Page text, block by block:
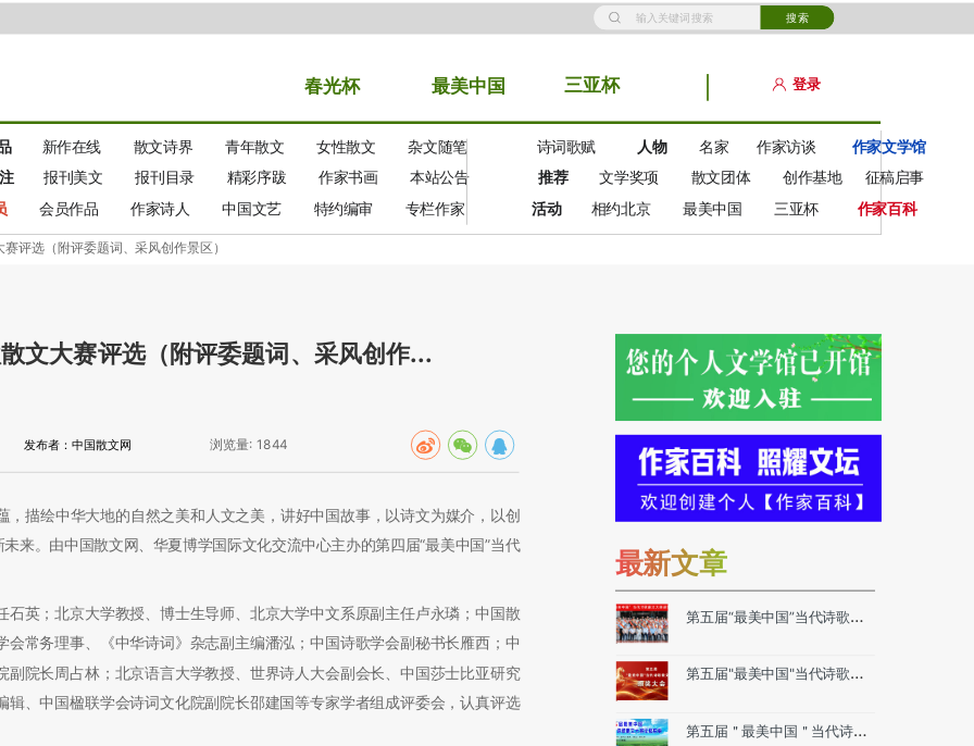
搜索
登录
春光杯 最美中国 三亚杯
新作在线 散文诗界 青年散文 女性散文 杂文随笔 诗词歌赋 人物 名家 作家访谈 作家文学馆
报刊美文 报刊目录 精彩序跋 作家书画 本站公告 推荐 文学奖项 散文团体 创作基地
征稿启事
会员作品 作家诗人 中国文艺 特约编审 专栏作家 活动 相约北京 最美中国 三亚杯 作家百科
评选（附评委题词、采风创作景区）
文大赛评选（附评委题词、采风创作...
发布者：中国散文网 浏览量: 1844
第五届“最美中国”当代诗歌散
（附精彩瞬间和媒体报道）
第五届"最美中国"当代诗歌散
风创作景区）
第五届＂最美中国＂当代诗歌
最新文章
，描绘中华大地的自然之美和人文之美，讲好中国故事，以诗文为媒介，以创
来。由中国散文网、华夏博学国际文化交流中心主办的第四届“最美中国”当代
；北京大学教授、博士生导师、北京大学中文系原副主任卢永璘；中国散
常务理事、《中华诗词》杂志副主编潘泓；中国诗歌学会副秘书长雁西；中
院长周占林；北京语言大学教授、世界诗人大会副会长、中国莎士比亚研究
、中国楹联学会诗词文化院副院长邵建国等专家学者组成评委会，认真评选